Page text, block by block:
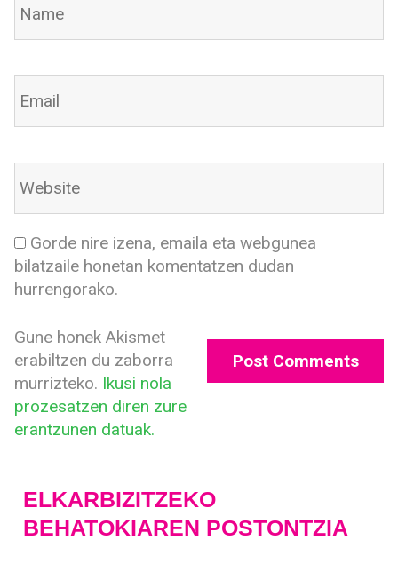
Gorde nire izena, emaila eta webgunea
bilatzaile honetan komentatzen dudan
hurrengorako.
Gune honek Akismet
erabiltzen du zaborra
murrizteko. Ikusi nola
prozesatzen diren zure
erantzunen datuak.
ELKARBIZITZEKO
BEHATOKIAREN POSTONTZIA